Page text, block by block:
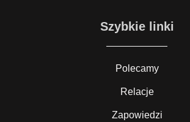
Szybkie linki
Polecamy
Relacje
Zapowiedzi